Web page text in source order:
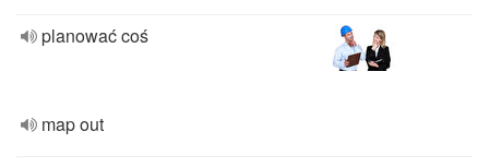
planować coś
map out